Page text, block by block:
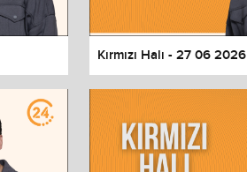
Kırmızı Halı - 27 06 2026